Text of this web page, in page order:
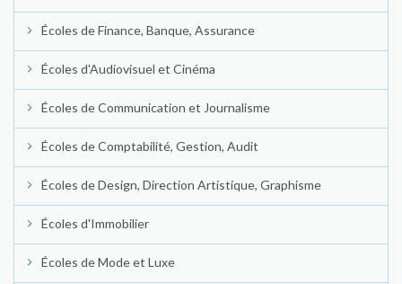
Écoles de Finance, Banque, Assurance
Écoles d'Audiovisuel et Cinéma
Écoles de Communication et Journalisme
Écoles de Comptabilité, Gestion, Audit
Écoles de Design, Direction Artistique, Graphisme
Écoles d'Immobilier
Écoles de Mode et Luxe